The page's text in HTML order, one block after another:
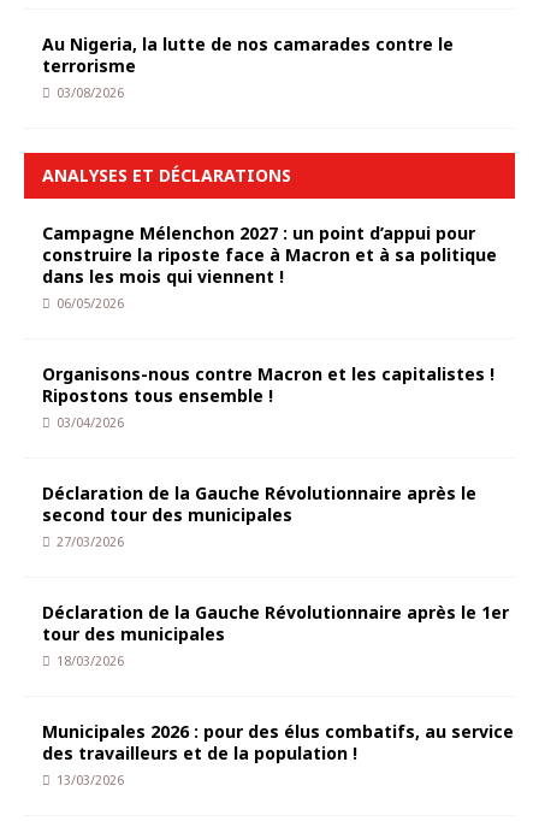
Au Nigeria, la lutte de nos camarades contre le
terrorisme
03/08/2026
ANALYSES ET DÉCLARATIONS
Campagne Mélenchon 2027 : un point d’appui pour
construire la riposte face à Macron et à sa politique
dans les mois qui viennent !
06/05/2026
Organisons-nous contre Macron et les capitalistes !
Ripostons tous ensemble !
03/04/2026
Déclaration de la Gauche Révolutionnaire après le
second tour des municipales
27/03/2026
Déclaration de la Gauche Révolutionnaire après le 1er
tour des municipales
18/03/2026
Municipales 2026 : pour des élus combatifs, au service
des travailleurs et de la population !
13/03/2026